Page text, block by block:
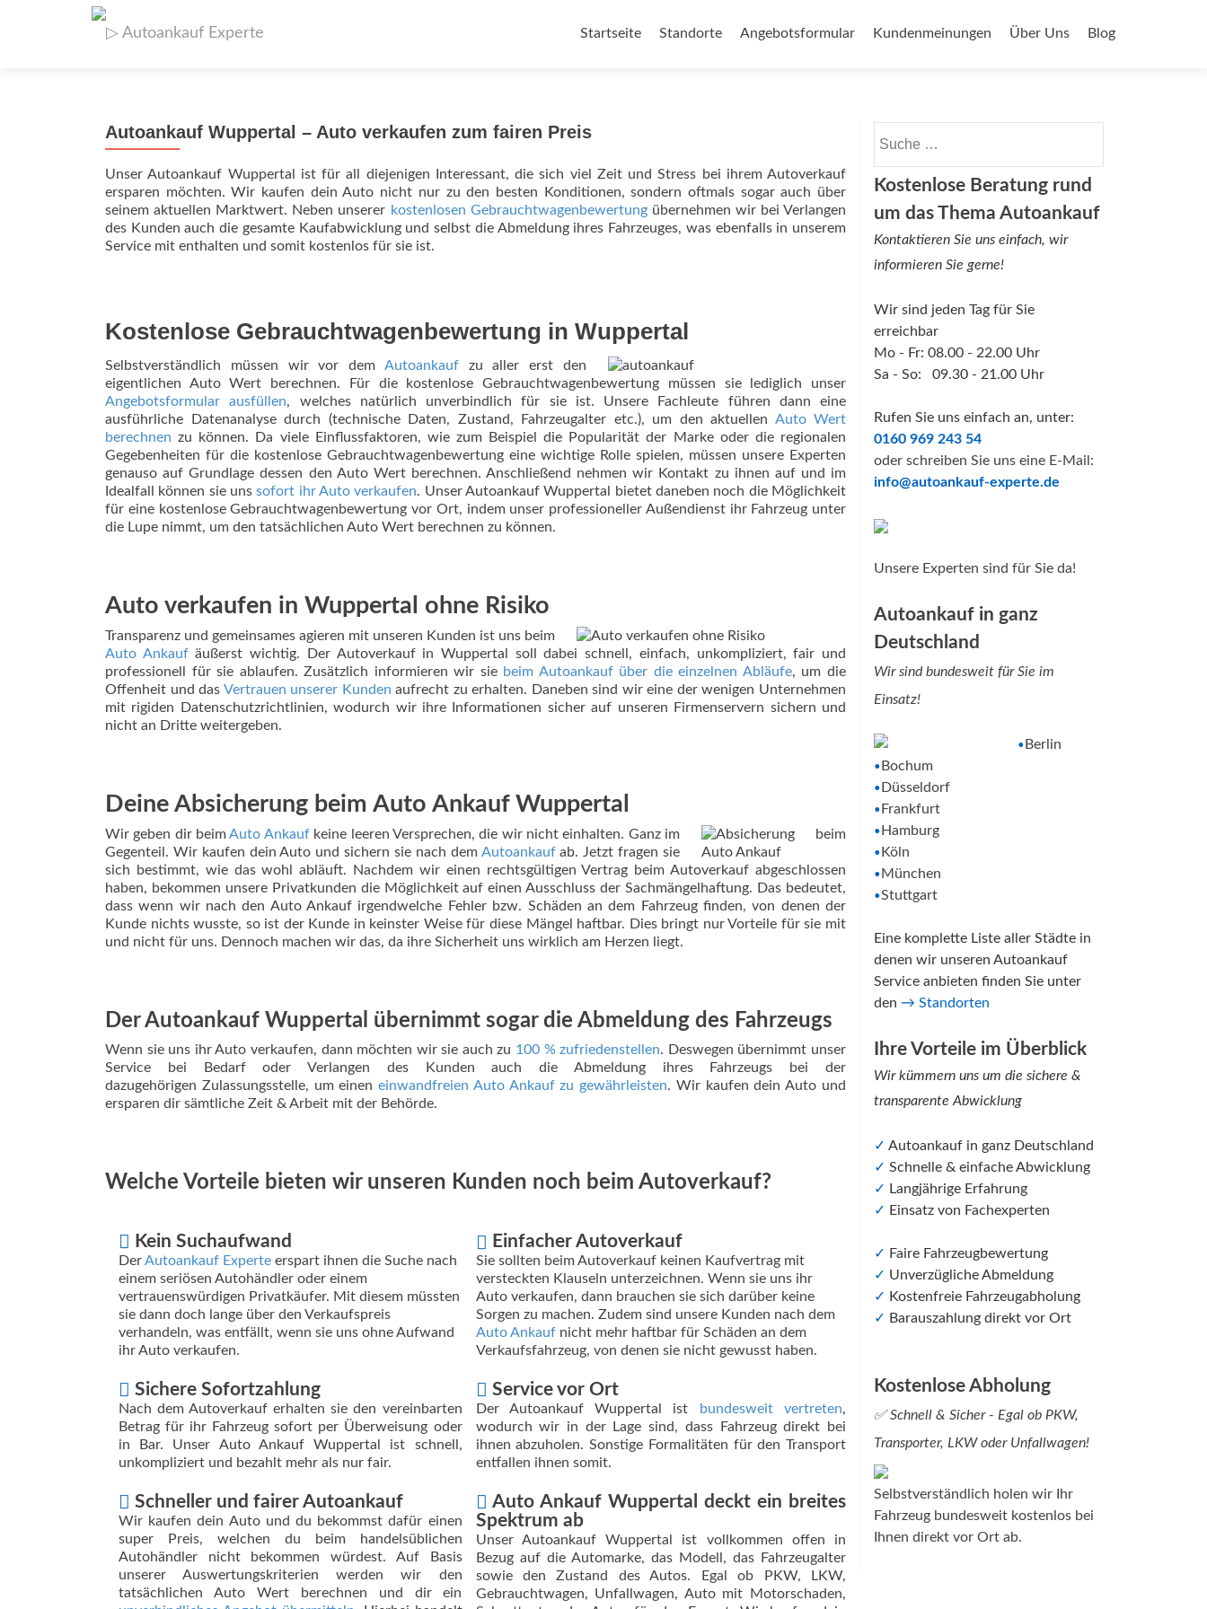
Startseite
Standorte Angebotsformular Kundenmeinungen Über Uns Blog
Autoankauf Wuppertal – Auto verkaufen zum fairen Preis
Unser Autoankauf Wuppertal ist für all diejenigen Interessant, die sich viel Zeit und Stress bei ihrem Autoverkauf
ersparen möchten. Wir kaufen dein Auto nicht nur zu den besten Konditionen, sondern oftmals sogar auch über
seinem aktuellen Marktwert. Neben unserer kostenlosen Gebrauchtwagenbewertungübernehmen wir bei Verlangen
des Kunden auch die gesamte Kaufabwicklung und selbst die Abmeldung ihres Fahrzeuges, was ebenfalls in unserem
Service mit enthalten und somit kostenlos für sie ist.
Kostenlose Gebrauchtwagenbewertung in Wuppertal
Selbstverständlich müssen wir vor dem Autoankaufzu aller erst den
eigentlichen Auto Wert berechnen. Für die kostenlose Gebrauchtwagenbewertung müssen sie lediglich unser
Angebotsformular ausfüllen, welches natürlich unverbindlich für sie ist. Unsere Fachleute führen dann eine
ausführliche Datenanalyse durch (technische Daten, Zustand, Fahrzeugalter etc.), um den aktuellen Auto Wert
berechnen zu können. Da viele Einflussfaktoren, wie zum Beispiel die Popularität der Marke oder die regionalen
Gegebenheiten für die kostenlose Gebrauchtwagenbewertung eine wichtige Rolle spielen, müssen unsere Experten
genauso auf Grundlage dessen den Auto Wert berechnen. Anschließend nehmen wir Kontakt zu ihnen auf und im
Idealfall können sie unssofort ihr Auto verkaufen. Unser Autoankauf Wuppertal bietet daneben noch die Möglichkeit
für eine kostenlose Gebrauchtwagenbewertung vor Ort, indem unser professioneller Außendienst ihr Fahrzeug unter
die Lupe nimmt, um den tatsächlichen Auto Wert berechnen zu können.
Auto verkaufen in Wuppertal ohne Risiko
Transparenz und gemeinsames agieren mit unseren Kunden ist uns beim
Auto Ankaufäußerst wichtig. Der Autoverkauf in Wuppertal soll dabei schnell, einfach, unkompliziert, fair und
professionell für sie ablaufen. Zusätzlich informieren wir sie beim Autoankauf über die einzelnen Abläufe, um die
Offenheit und das Vertrauen unserer Kunden aufrecht zu erhalten. Daneben sind wir eine der wenigen Unternehmen
mit rigiden Datenschutzrichtlinien, wodurch wir ihre Informationen sicher auf unseren Firmenservern sichern und
nicht an Dritte weitergeben.
Deine Absicherung beim Auto Ankauf Wuppertal
Wir geben dir beimAuto Ankaufkeine leeren Versprechen, die wir nicht einhalten. Ganz im
Gegenteil. Wir kaufen dein Auto und sichern sie nach dem Autoankaufab. Jetzt fragen sie
sich bestimmt, wie das wohl abläuft. Nachdem wir einen rechtsgültigen Vertrag beim Autoverkauf abgeschlossen
haben, bekommen unsere Privatkunden die Möglichkeit auf einen Ausschluss der Sachmängelhaftung. Das bedeutet,
dass wenn wir nach den Auto Ankauf irgendwelche Fehler bzw. Schäden an dem Fahrzeug finden, von denen der
Kunde nichts wusste, so ist der Kunde in keinster Weise für diese Mängel haftbar. Dies bringt nur Vorteile für sie mit
und nicht für uns. Dennoch machen wir das, da ihre Sicherheit uns wirklich am Herzen liegt.
Der Autoankauf Wuppertal übernimmt sogar die Abmeldung des Fahrzeugs
Wenn sie uns ihr Auto verkaufen, dann möchten wir sie auch zu 100 % zufriedenstellen. Deswegen übernimmt unser
Service bei Bedarf oder Verlangen des Kunden auch die Abmeldung ihres Fahrzeugs bei der
dazugehörigen Zulassungsstelle, um eineneinwandfreien Auto Ankauf zu gewährleisten. Wir kaufen dein Auto und
ersparen dir sämtliche Zeit & Arbeit mit der Behörde.
Welche Vorteile bieten wir unseren Kunden noch beim Autoverkauf?
Kein Suchaufwand
DerAutoankauf Experte erspart ihnen die Suche nach
einem seriösen Autohändler oder einem
vertrauenswürdigen Privatkäufer. Mit diesem müssten
sie dann doch lange über den Verkaufspreis
verhandeln, was entfällt, wenn sie uns ohne Aufwand
ihr Auto verkaufen.
Sichere Sofortzahlung
Nach dem Autoverkauf erhalten sie den vereinbarten
Betrag für ihr Fahrzeug sofort per Überweisung oder
in Bar. Unser Auto Ankauf Wuppertal ist schnell,
unkompliziert und bezahlt mehr als nur fair.
Schneller und fairer Autoankauf
Wir kaufen dein Auto und du bekommst dafür einen
super Preis, welchen du beim handelsüblichen
Autohändler nicht bekommen würdest. Auf Basis
unserer Auswertungskriterien werden wir den
tatsächlichen Auto Wert berechnen und dir ein
Einfacher Autoverkauf
Sie sollten beim Autoverkauf keinen Kaufvertrag mit
versteckten Klauseln unterzeichnen. Wenn sie uns ihr
Auto verkaufen, dann brauchen sie sich darüber keine
Sorgen zu machen. Zudem sind unsere Kunden nach dem
Auto Ankaufnicht mehr haftbar für Schäden an dem
Verkaufsfahrzeug, von denen sie nicht gewusst haben.
Service vor Ort
Der Autoankauf Wuppertal ist bundesweit vertreten,
wodurch wir in der Lage sind, dass Fahrzeug direkt bei
ihnen abzuholen. Sonstige Formalitäten für den Transport
entfallen ihnen somit.
Auto Ankauf Wuppertal deckt ein breites
Spektrum ab
Unser Autoankauf Wuppertal ist vollkommen offen in
Bezug auf die Automarke, das Modell, das Fahrzeugalter
sowie den Zustand des Autos. Egal ob PKW, LKW,
Gebrauchtwagen, Unfallwagen, Auto mit Motorschaden,
Kostenlose Beratung rund
um das Thema Autoankauf
Kontaktieren Sie uns einfach, wir
informieren Sie gerne!
Wir sind jeden Tag für Sie
erreichbar
Mo - Fr: 08.00 - 22.00 Uhr
Sa - So: 09.30 - 21.00 Uhr
Rufen Sie uns einfach an, unter:
0160 969 243 54
oder schreiben Sie uns eine E-Mail:
info@autoankauf-experte.de
Unsere Experten sind für Sie da!
Autoankauf in ganz
Deutschland
Wir sind bundesweit für Sie im
Einsatz!
• Berlin
• Bochum
• Düsseldorf
• Frankfurt
• Hamburg
• Köln
• München
•Stuttgart
Eine komplette Liste aller Städte in
denen wir unseren Autoankauf
Service anbieten finden Sie unter
den → Standorten
Ihre Vorteile im Überblick
Wir kümmern uns um die sichere &
transparente Abwicklung
✓ Autoankauf in ganz Deutschland
✓ Schnelle & einfache Abwicklung
✓ Langjährige Erfahrung
✓ Einsatz von Fachexperten
✓ Faire Fahrzeugbewertung
✓ Unverzügliche Abmeldung
✓ Kostenfreie Fahrzeugabholung
✓ Barauszahlung direkt vor Ort
Kostenlose Abholung
✅ Schnell & Sicher - Egal ob PKW,
Transporter, LKW oder Unfallwagen!
Selbstverständlich holen wir Ihr
Fahrzeug bundesweit kostenlos bei
Ihnen direkt vor Ort ab.